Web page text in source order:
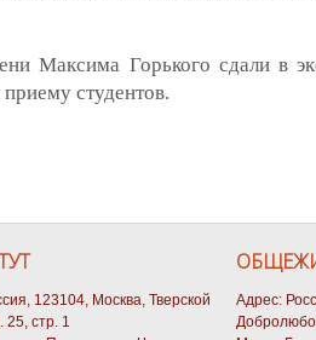
Максима Горького сдали в
студентов.
123104, Москва, Тверской
25, стр. 1
Адрес: